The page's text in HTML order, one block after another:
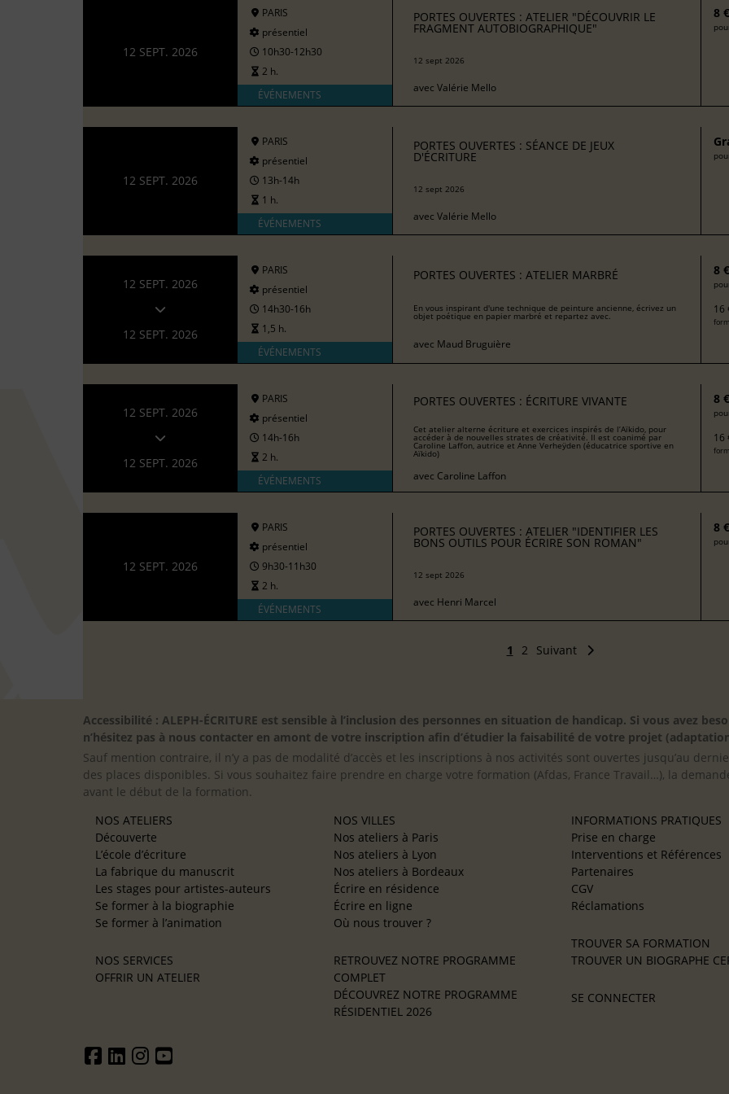
12 SEPT. 2026
PARIS
présentiel
10h30-12h30
2 h.
ÉVÉNEMENTS
PORTES OUVERTES : ATELIER "DÉCOUVRIR LE
FRAGMENT AUTOBIOGRAPHIQUE"
12 sept 2026
avec Valérie Mello
8 €
12 SEPT. 2026
PARIS
présentiel
13h-14h
1 h.
ÉVÉNEMENTS
PORTES OUVERTES : SÉANCE DE JEUX
D'ÉCRITURE
12 sept 2026
avec Valérie Mello
12 SEPT. 2026
12 SEPT. 2026
PARIS
présentiel
14h30-16h
1,5 h.
ÉVÉNEMENTS
PORTES OUVERTES : ATELIER MARBRÉ
En vous inspirant d'une technique de peinture ancienne, écrivez un
objet poétique en papier marbré et repartez avec.
avec Maud Bruguière
8 €
16
12 SEPT. 2026
12 SEPT. 2026
PARIS
présentiel
14h-16h
2 h.
ÉVÉNEMENTS
PORTES OUVERTES : ÉCRITURE VIVANTE
Cet atelier alterne écriture et exercices inspirés de l’Aïkido, pour
accéder à de nouvelles strates de créativité. Il est coanimé par
Caroline Laffon, autrice et Anne Verheÿden (éducatrice sportive en
Aïkido)
avec Caroline Laffon
8 €
16
12 SEPT. 2026
PARIS
présentiel
9h30-11h30
2 h.
ÉVÉNEMENTS
PORTES OUVERTES : ATELIER "IDENTIFIER LES
BONS OUTILS POUR ÉCRIRE SON ROMAN"
12 sept 2026
avec Henri Marcel
8 €
1 2 Suivant
Accessibilité : ALEPH-ÉCRITURE est sensible à l’inclusion des personnes en situation de handicap. Si vous avez
n’hésitez pas à nous contacter en amont de votre inscription afin d’étudier la faisabilité de votre projet
Sauf mention contraire, il n’y a pas de modalité d’accès et les inscriptions à nos activités sont ouvertes jusqu’au
des places disponibles. Si vous souhaitez faire prendre en charge votre formation (Afdas, France Travail…), la
avant le début de la formation.
NOS ATELIERS
Découverte
L’école d’écriture
La fabrique du manuscrit
Les stages pour artistes-auteurs
Se former à la biographie
Se former à l’animation
NOS SERVICES
OFFRIR UN ATELIER
NOS VILLES
Nos ateliers à Paris
Nos ateliers à Lyon
Nos ateliers à Bordeaux
Écrire en résidence
Écrire en ligne
Où nous trouver ?
RETROUVEZ NOTRE PROGRAMME
COMPLET
DÉCOUVREZ NOTRE PROGRAMME
RÉSIDENTIEL 2026
INFORMATIONS PRATIQUES
Prise en charge
Interventions et Références
Partenaires
CGV
Réclamations
TROUVER SA FORMATION
TROUVER UN BIOGRAPHE
SE CONNECTER